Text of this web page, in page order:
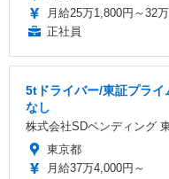
月給25万1,800円～32
正社員
5tドライバー/東証プラ
なし
株式会社SDベンディング
東京都
月給37万4,000円～